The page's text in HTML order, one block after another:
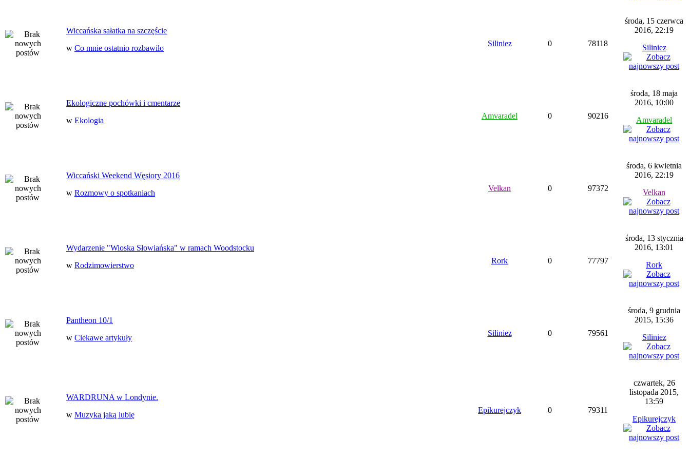
Wiccańska sałatka na szczęście
w Co mnie ostatnio rozbawiło
Siliniez 0 78118
środa, 15 czerwca
2016, 22:19
Siliniez
Ekologiczne pochówki i cmentarze
w Ekologia
Amvaradel 0 90216
środa, 18 maja
2016, 10:00
Amvaradel
Wiccański Weekend Węsiory 2016
w Rozmowy o spotkaniach
Velkan 0 97372
środa, 6 kwietnia
2016, 22:19
Velkan
Wydarzenie "Wioska Słowiańska" w ramach Woodstocku
w Rodzimowierstwo
Rork 0 77797
środa, 13 stycznia
2016, 13:01
Rork
Pantheon 10/1
w Ciekawe artykuły
Siliniez 0 79561
środa, 9 grudnia
2015, 15:36
Siliniez
WARDRUNA w Londynie.
w Muzyka jaką lubię
Epikurejczyk 0 79311
czwartek, 26
listopada 2015,
13:59
Epikurejczyk